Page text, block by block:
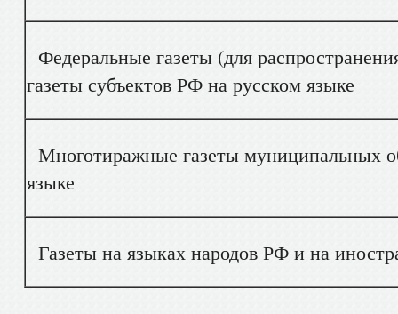
Федеральные газеты (для
газеты субъектов РФ на русском языке
Многотиражные газеты муниципальных
языке
Газеты на языках народов РФ и на